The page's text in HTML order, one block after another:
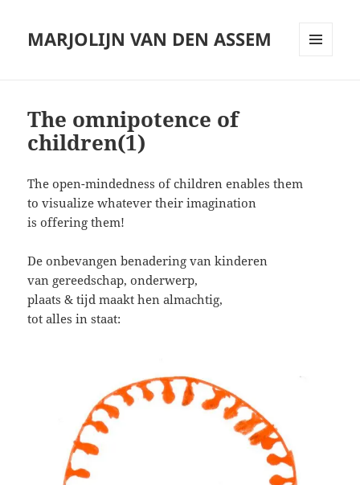
MARJOLIJN VAN DEN ASSEM
The omnipotence of
children(1)
The open-mindedness of children enables them
to visualize whatever their imagination
is offering them!
De onbevangen benadering van kinderen
van gereedschap, onderwerp,
plaats & tijd maakt hen almachtig,
tot alles in staat: